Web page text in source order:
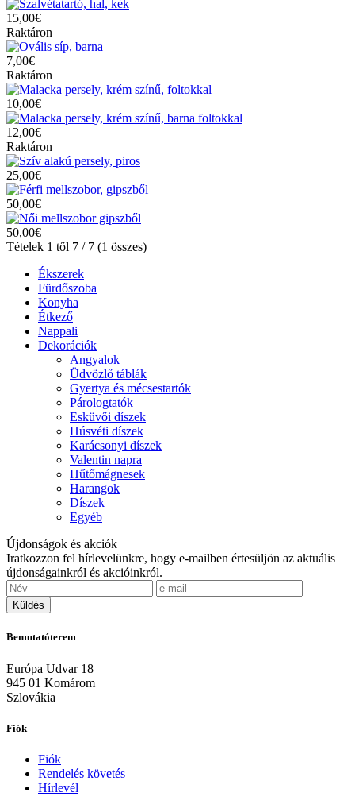
15,00€
Raktáron
7,00€
Raktáron
10,00€
12,00€
Raktáron
25,00€
50,00€
50,00€
Tételek 1 től 7 / 7 (1 összes)
Ékszerek
Fürdőszoba
Konyha
Étkező
Nappali
Dekorációk
Angyalok
Üdvözlő táblák
Gyertya és mécsestartók
Párologtatók
Esküvői díszek
Húsvéti díszek
Karácsonyi díszek
Valentin napra
Hűtőmágnesek
Harangok
Díszek
Egyéb
Újdonságok és akciók
Iratkozzon fel hírlevelünkre, hogy e-mailben értesüljön az aktuális
újdonságainkról és akcióinkról.
Bemutatóterem
Európa Udvar 18
945 01 Komárom
Szlovákia
Fiók
Fiók
Rendelés követés
Hírlevél